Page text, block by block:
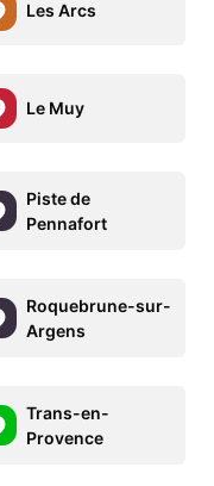
Les Arcs
Le Muy
Piste de
Pennafort
Roquebrune-sur-
Argens
Trans-en-
Provence